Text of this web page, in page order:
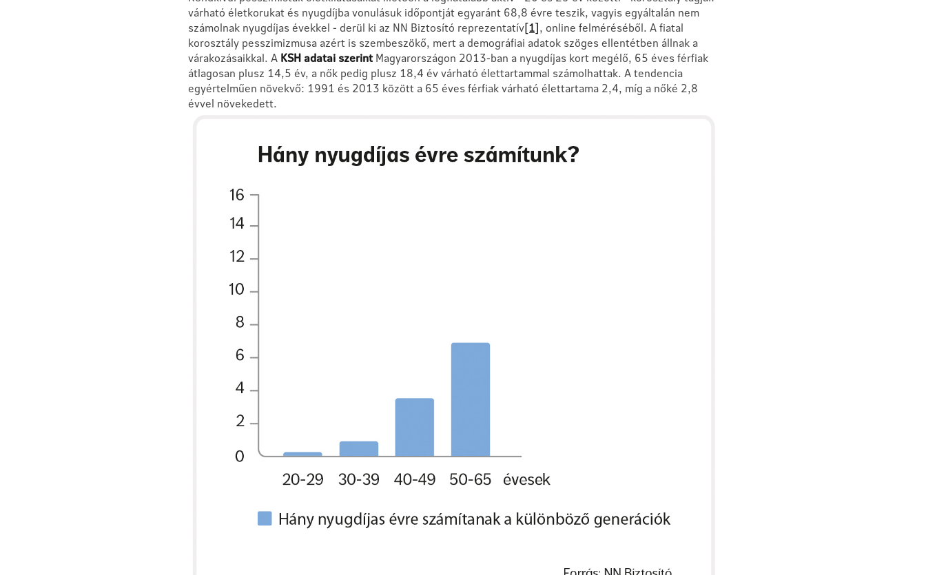
várható életkorukat és nyugdíjba vonulásuk időpontját egyaránt 68,8 évre teszik, vagyis egyáltalán nem
számolnak nyugdíjas évekkel - derül ki az NN Biztosító reprezentatív[1], online felméréséből. A fiatal
korosztály pesszimizmusa azért is szembeszökő, mert a demográfiai adatok szöges ellentétben állnak a
várakozásaikkal. A KSH adatai szerintMagyarországon 2013-ban a nyugdíjas kort megélő, 65 éves férfiak
átlagosan plusz 14,5 év, a nők pedig plusz 18,4 év várható élettartammal számolhattak. A tendencia
egyértelműen növekvő: 1991 és 2013 között a 65 éves férfiak várható élettartama 2,4, míg a nőké 2,8
évvel növekedett.